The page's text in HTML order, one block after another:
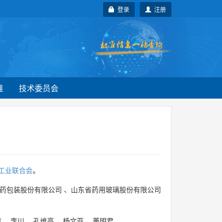
注册
登录
技术委员会
业联合会。
包装股份有限公司 、 山东省药用玻璃股份有限公司